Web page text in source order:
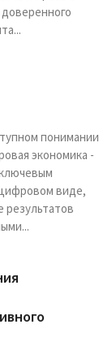
понимании
экономика -
виде,
результатов